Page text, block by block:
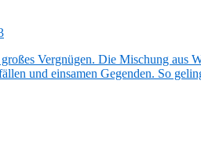
Vergnügen. Die Mischung
und einsamen Gegenden. So